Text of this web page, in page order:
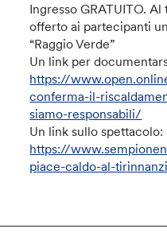
Ingresso GRATUITO.
offerto ai partecipanti
“Raggio Verde”
Un link per
https://
conferma-il-
siamo-responsabili/
Un link sullo spettacolo:
https://
piace-caldo-al-